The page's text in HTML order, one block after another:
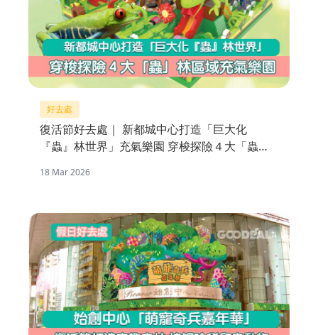
好去處
復活節好去處｜ 新都城中心打造「巨大化
『蟲』林世界」充氣樂園 穿梭探險４大「蟲」
18 Mar 2026